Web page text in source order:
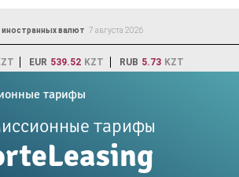
иностранных валют 7 августа 2026
EUR 539.52 KZT RUB 5.73 KZT
тарифы
тарифы